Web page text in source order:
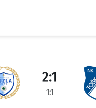
2:1
1:1